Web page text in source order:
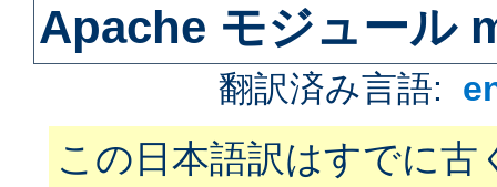
Apache モジュール
翻訳済み言語:
この日本語訳はすでに古